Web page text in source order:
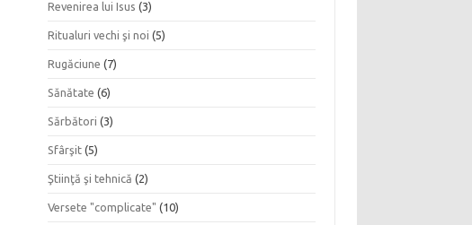
Revenirea lui Isus (3)
Ritualuri vechi şi noi (5)
Rugăciune (7)
Sănătate (6)
Sărbători (3)
Sfârşit (5)
Ştiinţă şi tehnică (2)
Versete "complicate" (10)